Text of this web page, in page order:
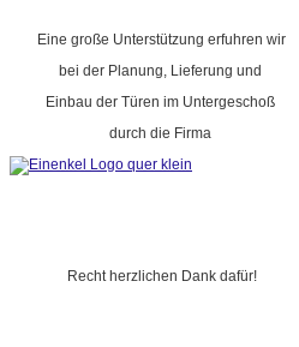
Eine große Unterstützung erfuhren wir
bei der Planung, Lieferung und
Einbau der Türen im Untergeschoß
durch die Firma
Recht herzlichen Dank dafür!